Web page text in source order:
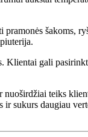
šakoms,
Klientai gali
teiks
ir sukurs daugiau